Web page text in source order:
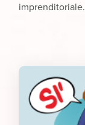
imprenditoriale.